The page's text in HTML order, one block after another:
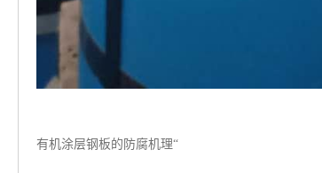
有机涂层钢板的防腐机理“